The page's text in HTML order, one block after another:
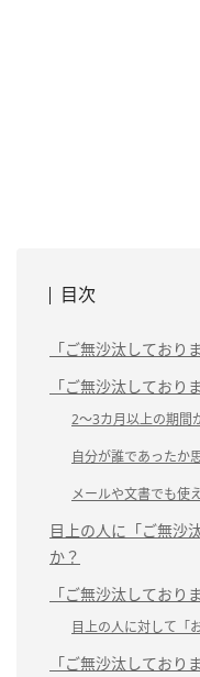
目次
「ご無沙汰しており
「ご無沙汰しており
2〜3カ月以上の期間
自分が誰であったか
メールや文書でも使
目上の人に「ご無沙
か？
「ご無沙汰してお
目上の人に対して「
「ご無沙汰しており